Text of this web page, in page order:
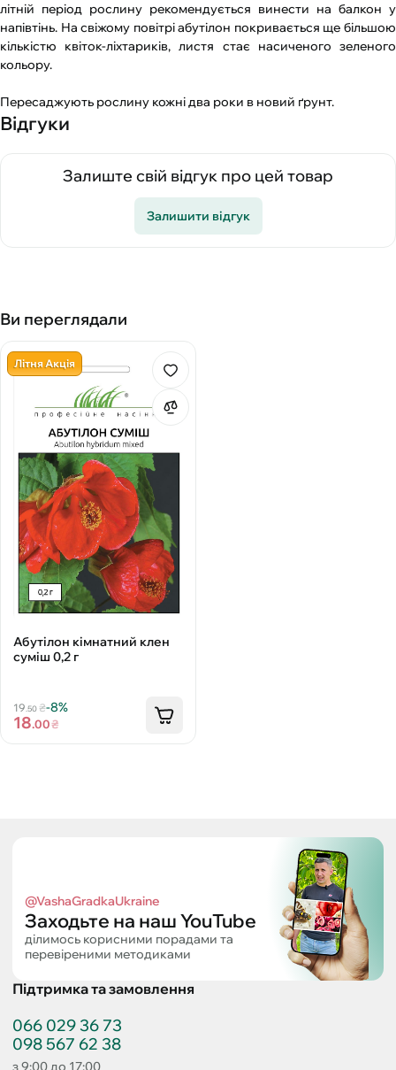
літній період рослину рекомендується винести на балкон у
напівтінь. На свіжому повітрі абутілон покривається ще більшою
кількістю квіток-ліхтариків, листя стає насиченого зеленого
кольору.
Пересаджують рослину кожні два роки в новий ґрунт.
Відгуки
Залиште свій відгук про цей товар
Залишити відгук
Ви переглядали
Літня Акція
Абутілон кімнатний клен
суміш 0,2 г
19 .50₴-8%
18.00₴
@VashaGradkaUkraine
Заходьте на наш YouTube
ділимось корисними порадами та
перевіреними методиками
Підтримка та замовлення
066 029 36 73
098 567 62 38
з 9:00 до 17:00